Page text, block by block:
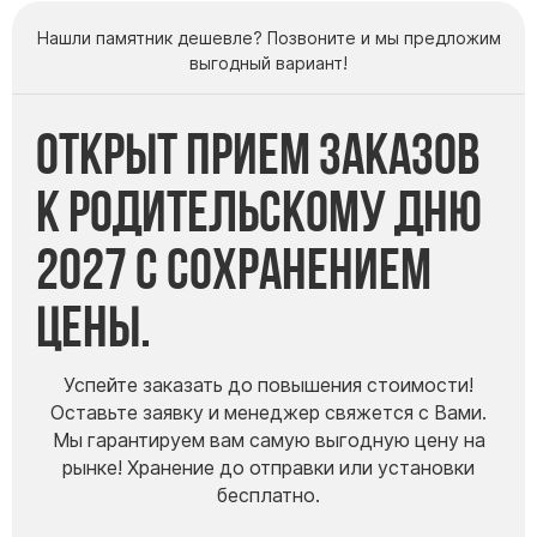
Памятники отцу
Памятники вертикальные
Памятники врачу
Памятники горизонтальные
Памятники индивидуальные
Памятники красивые
Памятники прямоугольные
Памятники с воздушным креcтом
Нашли памятник дешевле? Позвоните и мы предложим
выгодный вариант!
Открыт прием заказов
к Родительскому дню
2027 с сохранением
цены.
Успейте заказать до повышения стоимости!
Оставьте заявку и менеджер свяжется с Вами.
Мы гарантируем вам самую выгодную цену на
рынке! Хранение до отправки или установки
бесплатно.